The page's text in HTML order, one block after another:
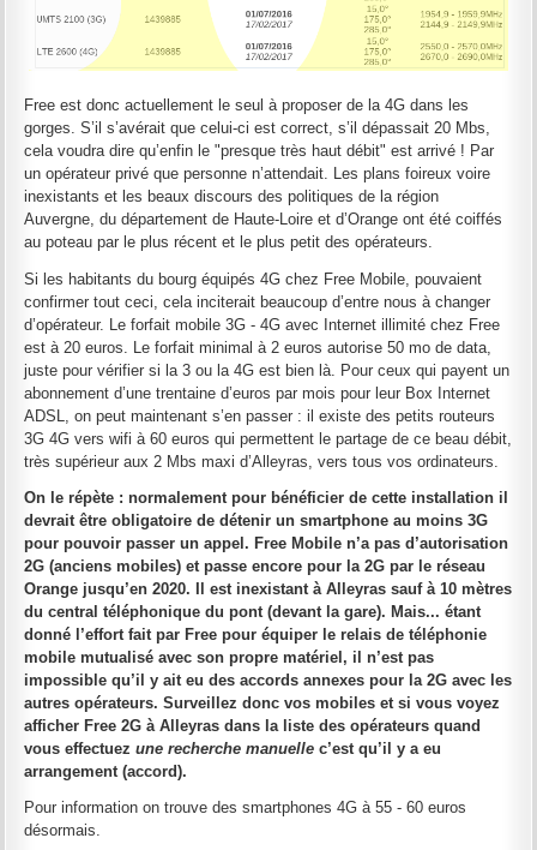
Free est donc actuellement le seul à proposer de la 4G dans les
gorges. S’il s’avérait que celui-ci est correct, s’il dépassait 20 Mbs,
cela voudra dire qu’enfin le "presque très haut débit" est arrivé ! Par
un opérateur privé que personne n’attendait. Les plans foireux voire
inexistants et les beaux discours des politiques de la région
Auvergne, du département de Haute-Loire et d’Orange ont été coiffés
au poteau par le plus récent et le plus petit des opérateurs.
Si les habitants du bourg équipés 4G chez Free Mobile, pouvaient
confirmer tout ceci, cela inciterait beaucoup d’entre nous à changer
d’opérateur. Le forfait mobile 3G - 4G avec Internet illimité chez Free
est à 20 euros. Le forfait minimal à 2 euros autorise 50 mo de data,
juste pour vérifier si la 3 ou la 4G est bien là. Pour ceux qui payent un
abonnement d’une trentaine d’euros par mois pour leur Box Internet
ADSL, on peut maintenant s’en passer : il existe des petits routeurs
3G 4G vers wifi à 60 euros qui permettent le partage de ce beau débit,
très supérieur aux 2 Mbs maxi d’Alleyras, vers tous vos ordinateurs.
On le répète : normalement pour bénéficier de cette installation il
devrait être obligatoire de détenir un smartphone au moins 3G
pour pouvoir passer un appel. Free Mobile n’a pas d’autorisation
2G (anciens mobiles) et passe encore pour la 2G par le réseau
Orange jusqu’en 2020. Il est inexistant à Alleyras sauf à 10 mètres
du central téléphonique du pont (devant la gare). Mais... étant
donné l’effort fait par Free pour équiper le relais de téléphonie
mobile mutualisé avec son propre matériel, il n’est pas
impossible qu’il y ait eu des accords annexes pour la 2G avec les
autres opérateurs. Surveillez donc vos mobiles et si vous voyez
afficher Free 2G à Alleyras dans la liste des opérateurs quand
vous effectuezune recherche manuelle c’est qu’il y a eu
arrangement (accord).
Pour information on trouve des smartphones 4G à 55 - 60 euros
désormais.